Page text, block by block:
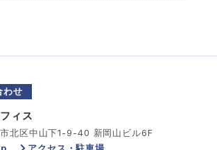
わせ
ィス
北区中山下1-9-40 新岡山ビル6F